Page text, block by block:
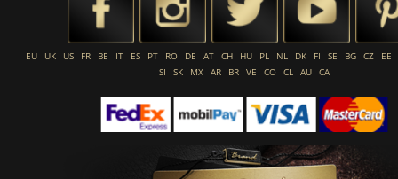
EU UK US FR BE IT ES PT RO DE AT CH HU PL NL DK FI SE BG CZ
EE
SI
SK MX AR BR VE CO CL AU CA